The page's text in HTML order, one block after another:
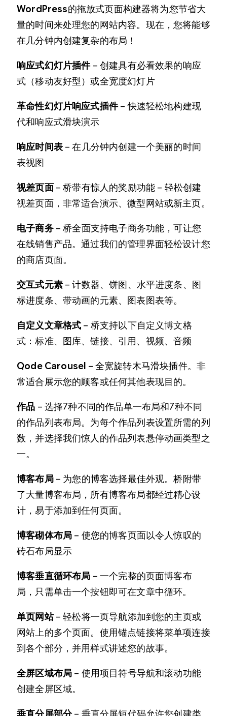
WordPress的拖放式页面构建器将为您节省大
量的时间来处理您的网站内容。现在，您将能够
在几分钟内创建复杂的布局！
响应式幻灯片插件– 创建具有必看效果的响应
式（移动友好型）或全宽度幻灯片
革命性幻灯片响应式插件– 快速轻松地构建现
代和响应式滑块演示
响应时间表– 在几分钟内创建一个美丽的时间
表视图
视差页面– 桥带有惊人的奖励功能 – 轻松创建
视差页面，非常适合演示、微型网站或新主页。
电子商务– 桥全面支持电子商务功能，可让您
在线销售产品。通过我们的管理界面轻松设计您
的商店页面。
交互式元素– 计数器、饼图、水平进度条、图
标进度条、带动画的元素、图表图表等。
自定义文章格式 – 桥支持以下自定义博文格
式：标准、图库、链接、引用、视频、音频
Qode Carousel – 全宽旋转木马滑块插件。非
常适合展示您的顾客或任何其他表现目的。
作品 – 选择7种不同的作品单一布局和7种不同
的作品列表布局。为每个作品列表设置所需的列
数，并选择我们惊人的作品列表悬停动画类型之
一。
博客布局– 为您的博客选择最佳外观。桥附带
了大量博客布局，所有博客布局都经过精心设
计，易于添加到任何页面。
博客砌体布局 – 使您的博客页面以令人惊叹的
砖石布局显示
博客垂直循环布局 – 一个完整的页面博客布
局，只需单击一个按钮即可在文章中循环。
单页网站– 轻松将一页导航添加到您的主页或
网站上的多个页面。使用锚点链接将菜单项连接
到各个部分，并用样式讲述您的故事。
全屏区域布局 – 使用项目符号导航和滚动功能
创建全屏区域。